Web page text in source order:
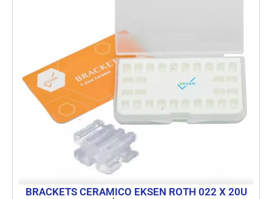
BRACKETS CERAMICO EKSEN ROTH 022 X 20U